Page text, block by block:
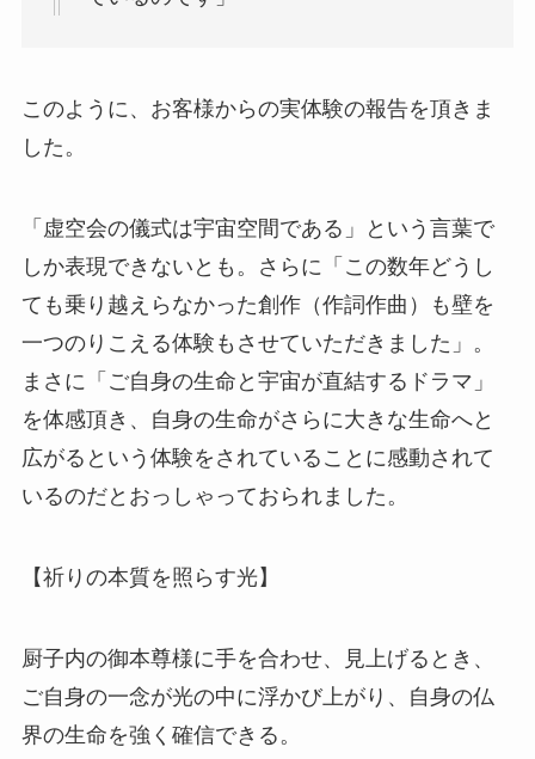
このように、お客様からの実体験の報告を頂きま
した。
「虚空会の儀式は宇宙空間である」という言葉で
しか表現できないとも。さらに「この数年どうし
ても乗り越えらなかった創作（作詞作曲）も壁を
一つのりこえる体験もさせていただきました」。
まさに「ご自身の生命と宇宙が直結するドラマ」
を体感頂き、自身の生命がさらに大きな生命へと
広がるという体験をされていることに感動されて
いるのだとおっしゃっておられました。
【祈りの本質を照らす光】
厨子内の御本尊様に手を合わせ、見上げるとき、
ご自身の一念が光の中に浮かび上がり、自身の仏
界の生命を強く確信できる。